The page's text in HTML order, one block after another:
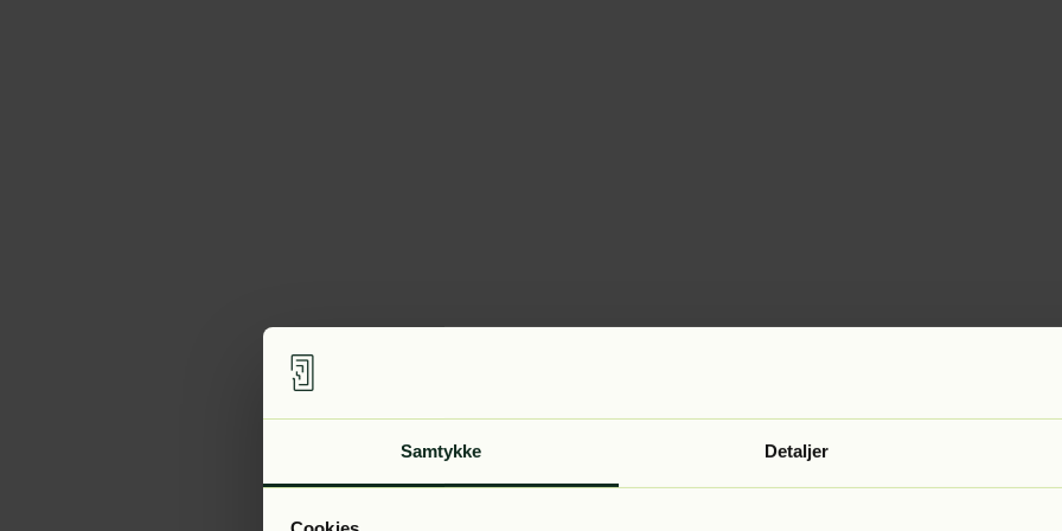
Samtykke Detaljer